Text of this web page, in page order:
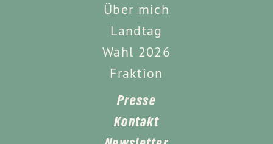
Über mich
Landtag
Wahl 2026
Fraktion
Presse
Kontakt